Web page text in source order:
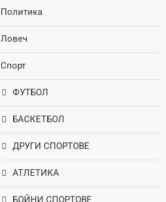
Политика
Ловеч
Спорт
ФУТБОЛ
БАСКЕТБОЛ
ДРУГИ СПОРТОВЕ
АТЛЕТИКА